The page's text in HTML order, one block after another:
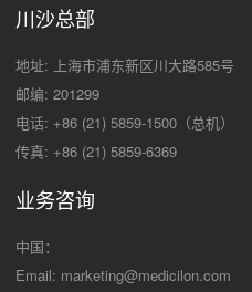
川沙总部
地址: 上海市浦东新区川大路585号
邮编: 201299
电话: +86 (21) 5859-1500（总机）
传真: +86 (21) 5859-6369
业务咨询
中国：
Email: marketing@medicilon.com